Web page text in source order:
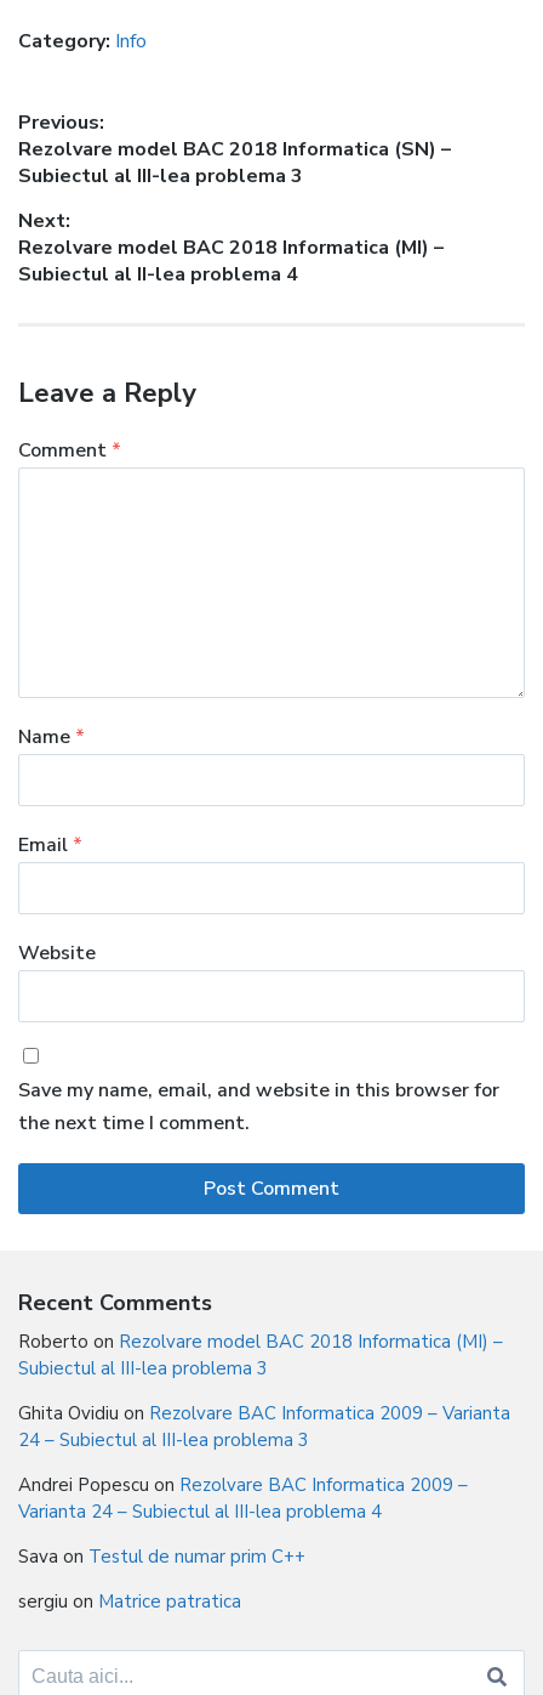
Category: Info
Post
navigation
Previous:
Previous
post:
Rezolvare model BAC 2018 Informatica (SN) –
Subiectul al III-lea problema 3
Next:
Next
post:
Rezolvare model BAC 2018 Informatica (MI) –
Subiectul al II-lea problema 4
Leave a Reply
Comment *
Name *
Email *
Website
Save my name, email, and website in this browser for
the next time I comment.
Recent Comments
Roberto on Rezolvare model BAC 2018 Informatica (MI) –
Subiectul al III-lea problema 3
Ghita Ovidiu on Rezolvare BAC Informatica 2009 – Varianta
24 – Subiectul al III-lea problema 3
Andrei Popescu on Rezolvare BAC Informatica 2009 –
Varianta 24 – Subiectul al III-lea problema 4
Sava on Testul de numar prim C++
sergiu on Matrice patratica
Search